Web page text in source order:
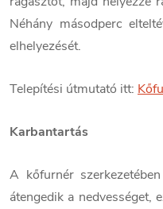
Néhány másodperc
elhelyezését.
Telepítési útmutató itt:
Karbantartás
A kőfurnér
átengedik a nedvességet,